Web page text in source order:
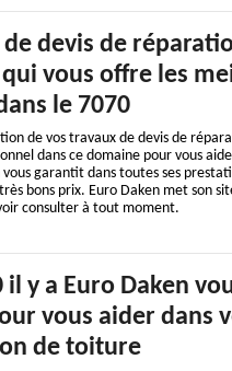
devis de
vous offre les
le 7070
de vos travaux de devis de
dans ce domaine pour vous
garantit dans toutes ses
bons prix. Euro Daken met son
consulter à tout moment.
il y a Euro Daken
vous aider dans
de toiture